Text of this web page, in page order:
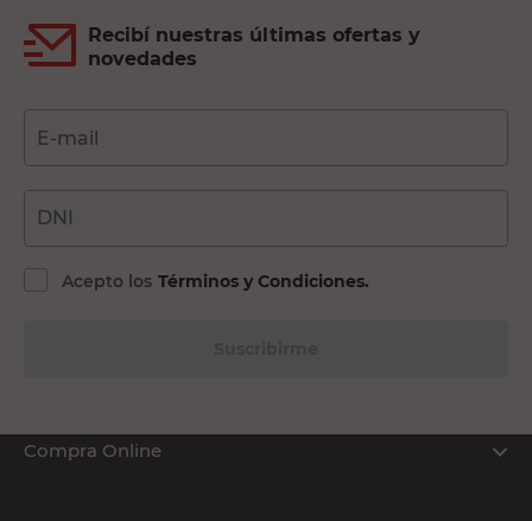
Recibí nuestras últimas ofertas y
novedades
E-mail
DNI
Acepto los Términos y Condiciones.
Compra Online